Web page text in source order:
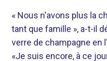
« Nous n'avons plus la
tant que famille », a-t-il
verre de champagne en
«Je suis encore, à ce